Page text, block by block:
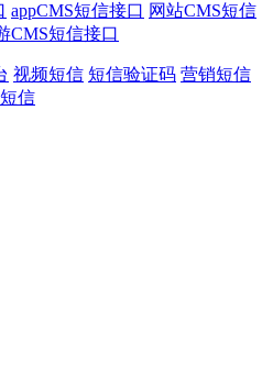
appCMS短信接口 网站CMS短信
CMS短信接口
视频短信 短信验证码 营销短信
信